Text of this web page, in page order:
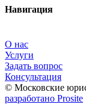
Навигация
О нас
Услуги
Задать вопрос
Консультация
© Московские
разработано Prosite